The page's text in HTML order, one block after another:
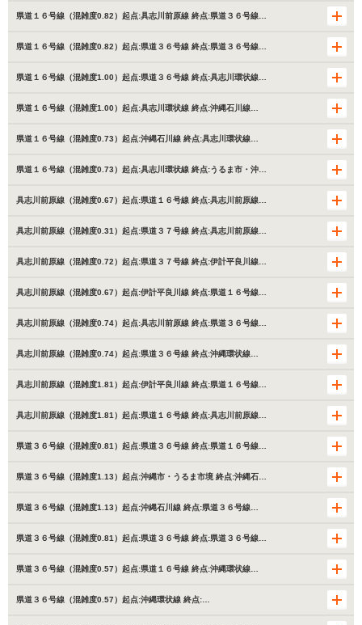
県道１６号線（混雑度0.82）起点:具志川前原線 終点:県道３６号線…
県道１６号線（混雑度0.82）起点:県道３６号線 終点:県道３６号線…
県道１６号線（混雑度1.00）起点:県道３６号線 終点:具志川環状線…
県道１６号線（混雑度1.00）起点:具志川環状線 終点:沖縄石川線…
県道１６号線（混雑度0.73）起点:沖縄石川線 終点:具志川環状線…
県道１６号線（混雑度0.73）起点:具志川環状線 終点:うるま市・沖…
具志川前原線（混雑度0.67）起点:県道１６号線 終点:具志川前原線…
具志川前原線（混雑度0.31）起点:県道３７号線 終点:具志川前原線…
具志川前原線（混雑度0.72）起点:県道３７号線 終点:伊計平良川線…
具志川前原線（混雑度0.67）起点:伊計平良川線 終点:県道１６号線…
具志川前原線（混雑度0.74）起点:具志川前原線 終点:県道３６号線…
具志川前原線（混雑度0.74）起点:県道３６号線 終点:沖縄環状線…
具志川前原線（混雑度1.81）起点:伊計平良川線 終点:県道１６号線…
具志川前原線（混雑度1.81）起点:県道１６号線 終点:具志川前原線…
県道３６号線（混雑度0.81）起点:県道３６号線 終点:県道１６号線…
県道３６号線（混雑度1.13）起点:沖縄市・うるま市境 終点:沖縄石…
県道３６号線（混雑度1.13）起点:沖縄石川線 終点:県道３６号線…
県道３６号線（混雑度0.81）起点:県道３６号線 終点:県道３６号線…
県道３６号線（混雑度0.57）起点:県道１６号線 終点:沖縄環状線…
県道３６号線（混雑度0.57）起点:沖縄環状線 終点:…